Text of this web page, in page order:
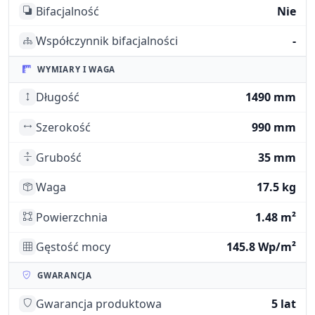
Bifacjalność
Nie
Współczynnik bifacjalności
-
WYMIARY I WAGA
Długość
1490 mm
Szerokość
990 mm
Grubość
35 mm
Waga
17.5 kg
Powierzchnia
1.48 m²
Gęstość mocy
145.8 Wp/m²
GWARANCJA
Gwarancja produktowa 5 lat